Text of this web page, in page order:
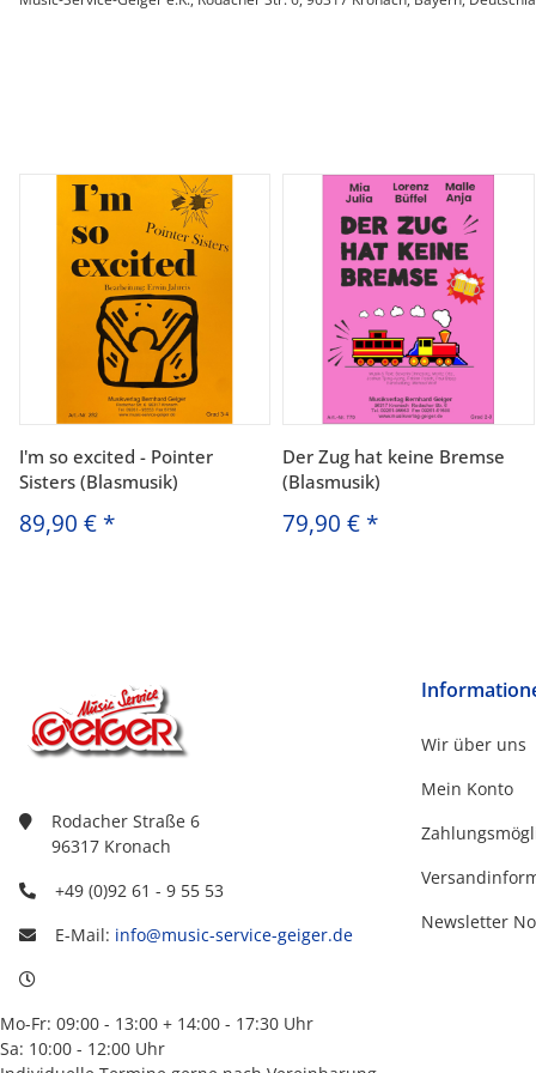
I'm so excited - Pointer
Sisters (Blasmusik)
89,90 € *
Der Zug hat keine Bremse
(Blasmusik)
79,90 € *
Rodacher Straße 6
96317 Kronach
+49 (0)92 61 - 9 55 53
E-Mail: info@music-service-geiger.de
Mo-Fr: 09:00 - 13:00 + 14:00 - 17:30 Uhr
Sa: 10:00 - 12:00 Uhr
Wir über uns
Mein Konto
Newsletter